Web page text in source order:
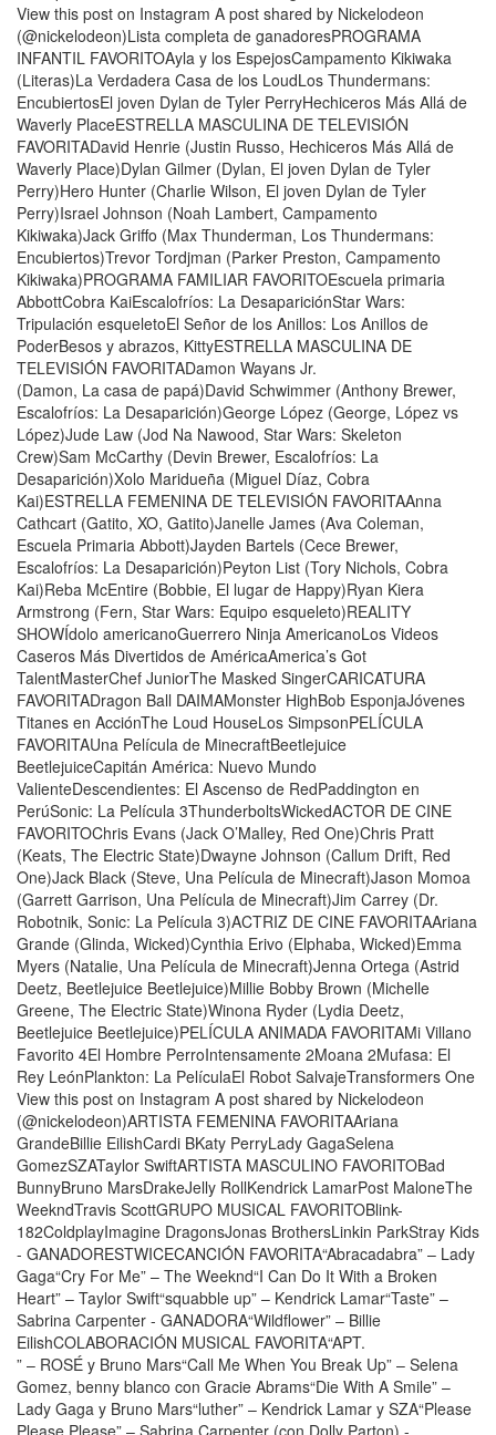
View this post on Instagram A post shared by Nickelodeon
(@nickelodeon)Lista completa de ganadoresPROGRAMA
INFANTIL FAVORITOAyla y los EspejosCampamento Kikiwaka
(Literas)La Verdadera Casa de los LoudLos Thundermans:
EncubiertosEl joven Dylan de Tyler PerryHechiceros Más Allá de
Waverly PlaceESTRELLA MASCULINA DE TELEVISIÓN
FAVORITADavid Henrie (Justin Russo, Hechiceros Más Allá de
Waverly Place)Dylan Gilmer (Dylan, El joven Dylan de Tyler
Perry)Hero Hunter (Charlie Wilson, El joven Dylan de Tyler
Perry)Israel Johnson (Noah Lambert, Campamento
Kikiwaka)Jack Griffo (Max Thunderman, Los Thundermans:
Encubiertos)Trevor Tordjman (Parker Preston, Campamento
Kikiwaka)PROGRAMA FAMILIAR FAVORITOEscuela primaria
AbbottCobra KaiEscalofríos: La DesapariciónStar Wars:
Tripulación esqueletoEl Señor de los Anillos: Los Anillos de
PoderBesos y abrazos, KittyESTRELLA MASCULINA DE
TELEVISIÓN FAVORITADamon Wayans Jr.
(Damon, La casa de papá)David Schwimmer (Anthony Brewer,
Escalofríos: La Desaparición)George López (George, López vs
López)Jude Law (Jod Na Nawood, Star Wars: Skeleton
Crew)Sam McCarthy (Devin Brewer, Escalofríos: La
Desaparición)Xolo Maridueña (Miguel Díaz, Cobra
Kai)ESTRELLA FEMENINA DE TELEVISIÓN FAVORITAAnna
Cathcart (Gatito, XO, Gatito)Janelle James (Ava Coleman,
Escuela Primaria Abbott)Jayden Bartels (Cece Brewer,
Escalofríos: La Desaparición)Peyton List (Tory Nichols, Cobra
Kai)Reba McEntire (Bobbie, El lugar de Happy)Ryan Kiera
Armstrong (Fern, Star Wars: Equipo esqueleto)REALITY
SHOWÍdolo americanoGuerrero Ninja AmericanoLos Videos
Caseros Más Divertidos de AméricaAmerica’s Got
TalentMasterChef JuniorThe Masked SingerCARICATURA
FAVORITADragon Ball DAIMAMonster HighBob EsponjaJóvenes
Titanes en AcciónThe Loud HouseLos SimpsonPELÍCULA
FAVORITAUna Película de MinecraftBeetlejuice
BeetlejuiceCapitán América: Nuevo Mundo
ValienteDescendientes: El Ascenso de RedPaddington en
PerúSonic: La Película 3ThunderboltsWickedACTOR DE CINE
FAVORITOChris Evans (Jack O’Malley, Red One)Chris Pratt
(Keats, The Electric State)Dwayne Johnson (Callum Drift, Red
One)Jack Black (Steve, Una Película de Minecraft)Jason Momoa
(Garrett Garrison, Una Película de Minecraft)Jim Carrey (Dr.
Robotnik, Sonic: La Película 3)ACTRIZ DE CINE FAVORITAAriana
Grande (Glinda, Wicked)Cynthia Erivo (Elphaba, Wicked)Emma
Myers (Natalie, Una Película de Minecraft)Jenna Ortega (Astrid
Deetz, Beetlejuice Beetlejuice)Millie Bobby Brown (Michelle
Greene, The Electric State)Winona Ryder (Lydia Deetz,
Beetlejuice Beetlejuice)PELÍCULA ANIMADA FAVORITAMi Villano
Favorito 4El Hombre PerroIntensamente 2Moana 2Mufasa: El
Rey LeónPlankton: La PelículaEl Robot SalvajeTransformers One
View this post on Instagram A post shared by Nickelodeon
(@nickelodeon)ARTISTA FEMENINA FAVORITAAriana
GrandeBillie EilishCardi BKaty PerryLady GagaSelena
GomezSZATaylor SwiftARTISTA MASCULINO FAVORITOBad
BunnyBruno MarsDrakeJelly RollKendrick LamarPost MaloneThe
WeekndTravis ScottGRUPO MUSICAL FAVORITOBlink-
182ColdplayImagine DragonsJonas BrothersLinkin ParkStray Kids
- GANADORESTWICECANCIÓN FAVORITA“Abracadabra” – Lady
Gaga“Cry For Me” – The Weeknd“I Can Do It With a Broken
Heart” – Taylor Swift“squabble up” – Kendrick Lamar“Taste” –
Sabrina Carpenter - GANADORA“Wildflower” – Billie
EilishCOLABORACIÓN MUSICAL FAVORITA“APT.
” – ROSÉ y Bruno Mars“Call Me When You Break Up” – Selena
Gomez, benny blanco con Gracie Abrams“Die With A Smile” –
Lady Gaga y Bruno Mars“luther” – Kendrick Lamar y SZA“Please
Please Please” – Sabrina Carpenter (con Dolly Parton) -